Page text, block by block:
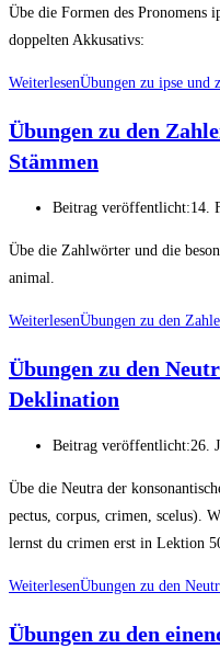
Übe die Formen des Pronomens
doppelten Akkusativs:
WeiterlesenÜbungen zu ipse und
Übungen zu den
Stämmen
Beitrag veröffentlicht:14.
Übe die Zahlwörter und die
animal.
WeiterlesenÜbungen zu den
Übungen zu den
Deklination
Beitrag veröffentlicht:26.
Übe die Neutra der
pectus, corpus, crimen, scelus).
lernst du crimen erst in Lektion
WeiterlesenÜbungen zu den
Übungen zu den